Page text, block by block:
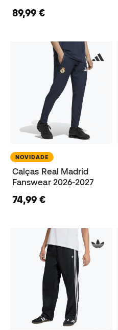
89,99 €
NOVIDADE
Calças Real Madrid
Fanswear 2026-2027
74,99 €